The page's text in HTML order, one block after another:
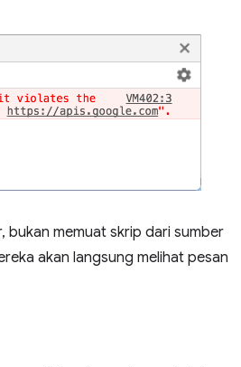
bukan memuat skrip dari sumber
akan langsung melihat pesan